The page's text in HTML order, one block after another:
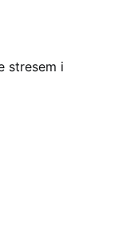
stresem i